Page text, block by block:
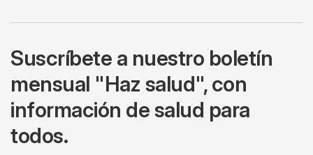
Suscríbete a nuestro boletín
mensual "Haz salud", con
información de salud para
todos.